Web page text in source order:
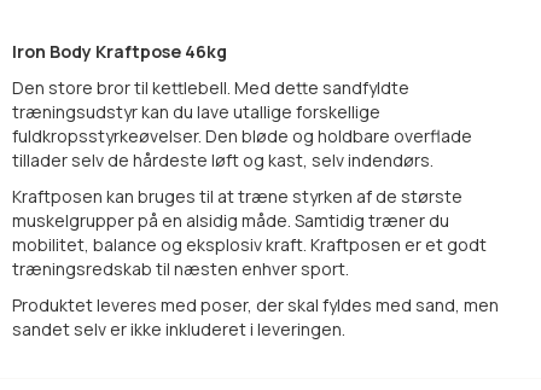
Iron Body Kraftpose 46kg
Den store bror til kettlebell. Med dette sandfyldte
træningsudstyr kan du lave utallige forskellige
fuldkropsstyrkeøvelser. Den bløde og holdbare overflade
tillader selv de hårdeste løft og kast, selv indendørs.
Kraftposen kan bruges til at træne styrken af de største
muskelgrupper på en alsidig måde. Samtidig træner du
mobilitet, balance og eksplosiv kraft. Kraftposen er et godt
træningsredskab til næsten enhver sport.
Produktet leveres med poser, der skal fyldes med sand, men
sandet selv er ikke inkluderet i leveringen.